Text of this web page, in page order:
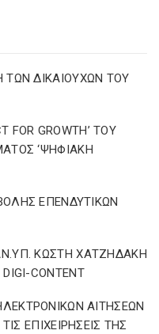
ΔΙΚΑΙΟΥΧΩΝ ΤΟΥ
GROWTH’ ΤΟΥ
‘ΨΗΦΙΑΚΗ
ΕΠΕΝΔΥΤΙΚΩΝ
ΚΩΣΤΗ ΧΑΤΖΗΔΑΚΗ
CONTENT
ΑΙΤΗΣΕΩΝ
ΕΠΙΧΕΙΡΗΣΕΙΣ ΤΗΣ